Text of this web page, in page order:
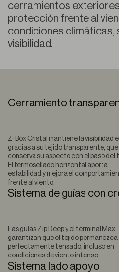
cerramientos
protección frente al
condiciones climáticas,
visibilidad.
Cerramiento
Z-Box Cristal mantiene la visibilidad
gracias a su tejido transparente, que
conserva su aspecto con el paso del
El termosellado horizontal aporta
estabilidad y mejora el
frente al viento.
Sistema de guías con
Las guías Zip Deep y el terminal Max
garantizan que el tejido permanezca
perfectamente tensado, incluso en
condiciones de viento intenso.
Sistema lado apoyo